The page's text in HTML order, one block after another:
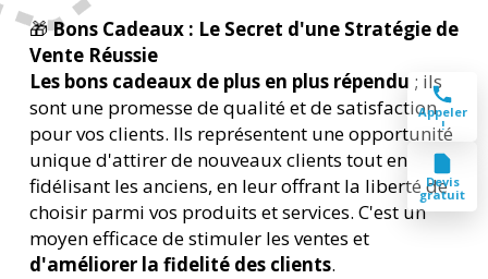
🎁Bons Cadeaux : Le Secret d'une Stratégie de
Vente Réussie
Les bons cadeaux de plus en plus répendu ; ils
sont une promesse de qualité et de satisfaction
pour vos clients. Ils représentent une opportunité
unique d'attirer de nouveaux clients tout en
fidélisant les anciens, en leur offrant la liberté de
choisir parmi vos produits et services. C'est un
moyen efficace de stimuler les ventes et
d'améliorer la fidelité des clients.
Appeler
!
Devis
gratuit